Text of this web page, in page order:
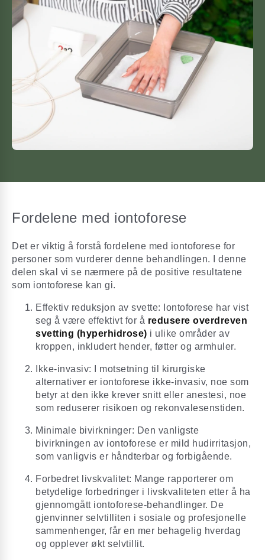
Fordelene med iontoforese
Det er viktig å forstå fordelene med iontoforese for
personer som vurderer denne behandlingen. I denne
delen skal vi se nærmere på de positive resultatene
som iontoforese kan gi.
Effektiv reduksjon av svette: Iontoforese har vist
seg å være effektivt for å redusere overdreven
svetting (hyperhidrose) i ulike områder av
kroppen, inkludert hender, føtter og armhuler.
Ikke-invasiv: I motsetning til kirurgiske
alternativer er iontoforese ikke-invasiv, noe som
betyr at den ikke krever snitt eller anestesi, noe
som reduserer risikoen og rekonvalesenstiden.
Minimale bivirkninger: Den vanligste
bivirkningen av iontoforese er mild hudirritasjon,
som vanligvis er håndterbar og forbigående.
Forbedret livskvalitet: Mange rapporterer om
betydelige forbedringer i livskvaliteten etter å ha
gjennomgått iontoforese-behandlinger. De
gjenvinner selvtilliten i sosiale og profesjonelle
sammenhenger, får en mer behagelig hverdag
og opplever økt selvtillit.